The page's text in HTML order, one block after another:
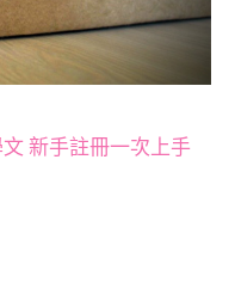
新手註冊一次上手